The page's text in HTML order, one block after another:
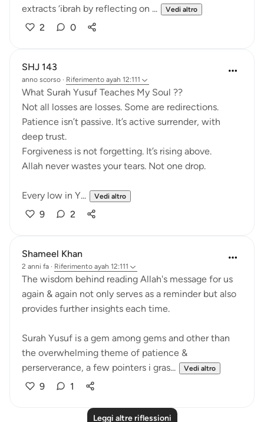
extracts ‘ibrah by reflecting on ...
Vedi altro
2 0
SHJ 143
anno scorso · Riferimento ayah 12:111
What Surah Yusuf Teaches My Soul ??
Not all losses are losses. Some are redirections.
Patience isn’t passive. It’s active surrender, with
deep trust.
Forgiveness is not forgetting. It’s rising above.
Allah never wastes your tears. Not one drop.
Every low in Y... Vedi altro
9 2
Shameel Khan
2 anni fa · Riferimento ayah 12:111
The wisdom behind reading Allah's message for us
again & again not only serves as a reminder but also
provides further insights each time.
Surah Yusuf is a gem among gems and other than
the overwhelming theme of patience &
perserverance, a few pointers i gras...
Vedi altro
9 1
Leggi altre riflessioni